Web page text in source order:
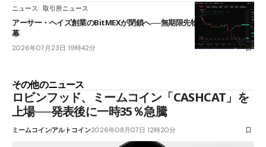
ニュース 取引所ニュース
アーサー・ヘイズ創業のBitMEXが閉鎖へ──無期限先物を生んだ11年に
幕
2026年07月23日 19時42分
その他のニュース
ロビンフッド、ミームコイン「CASHCAT」を
上場──発表後に一時35％急騰
ミームコインアルトコイン2026年08月07日 12時20分